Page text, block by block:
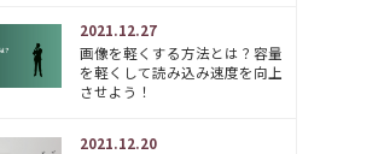
2021.12.27
画像を軽くする方法とは？容量
を軽くして読み込み速度を向上
させよう！
2021.12.20